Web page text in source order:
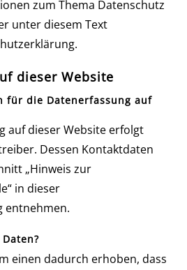
zum Thema Datenschutz
unter diesem Text
dieser Website
für die Datenerfassung auf
auf dieser Website erfolgt
Dessen Kontaktdaten
„Hinweis zur
in dieser
entnehmen.
einen dadurch erhoben, dass